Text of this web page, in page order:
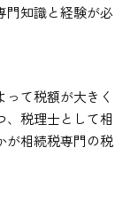
門知識と経験が必
て税額が大きく
、税理士として相
が相続税専門の税